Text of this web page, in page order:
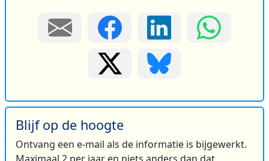
Blijf op de hoogte
Ontvang een e-mail als de informatie is bijgewerkt.